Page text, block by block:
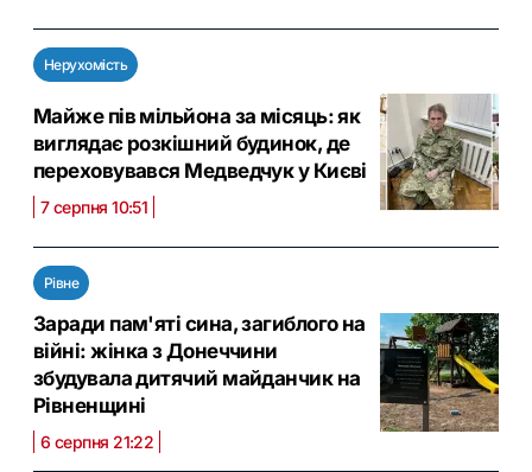
Нерухомість
Майже пів мільйона за місяць: як
виглядає розкішний будинок, де
переховувався Медведчук у Києві
7 серпня 10:51
Рівне
Заради пам'яті сина, загиблого на
війні: жінка з Донеччини
збудувала дитячий майданчик на
Рівненщині
6 серпня 21:22